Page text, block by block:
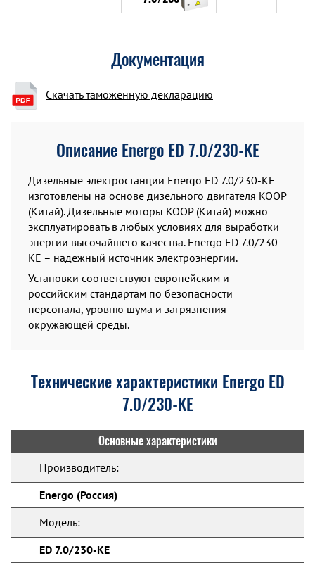
Документация
Скачать таможенную декларацию
Описание Energo ED 7.0/230-KE
Дизельные электростанции Energo ED 7.0/230-KE
изготовлены на основе дизельного двигателя KOOP
(Китай). Дизельные моторы KOOP (Китай) можно
эксплуатировать в любых условиях для выработки
энергии высочайшего качества. Energo ED 7.0/230-
KE – надежный источник электроэнергии.
Установки соответствуют европейским и
российским стандартам по безопасности
персонала, уровню шума и загрязнения
окружающей среды.
Технические характеристики Energo ED
7.0/230-KE
Основные характеристики
Производитель:
Energo (Россия)
Модель:
ED 7.0/230-KE